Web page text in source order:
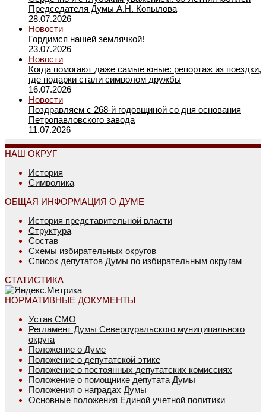
Председателя Думы А.Н. Копылова
28.07.2026
Новости
Гордимся нашей землячкой!
23.07.2026
Новости
Когда помогают даже самые юные: репортаж из поездки,
где подарки стали символом дружбы
16.07.2026
Новости
Поздравляем с 268-й годовщиной со дня основания
Петропавловского завода
11.07.2026
НАШ ОКРУГ
История
Символика
ОБЩАЯ ИНФОРМАЦИЯ О ДУМЕ
История представительной власти
Структура
Состав
Схемы избирательных округов
Список депутатов Думы по избирательным округам
СТАТИСТИКА
НОРМАТИВНЫЕ ДОКУМЕНТЫ
Устав СМО
Регламент Думы Североуральского муниципального
округа
Положение о Думе
Положение о депутатской этике
Положение о постоянных депутатских комиссиях
Положение о помощнике депутата Думы
Положения о наградах Думы
Основные положения Единой учетной политики